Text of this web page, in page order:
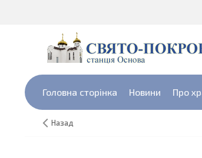
Головна сторінка Новини Про
Назад